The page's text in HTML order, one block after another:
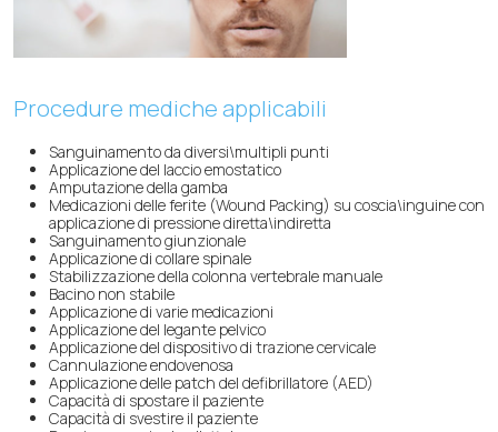
Procedure mediche applicabili
Sanguinamento da diversi\multipli punti
Applicazione del laccio emostatico
Amputazione della gamba
Medicazioni delle ferite (Wound Packing) su coscia\inguine con
applicazione di pressione diretta\indiretta
Sanguinamento giunzionale
Applicazione di collare spinale
Stabilizzazione della colonna vertebrale manuale
Bacino non stabile
Applicazione di varie medicazioni
Applicazione del legante pelvico
Applicazione del dispositivo di trazione cervicale
Cannulazione endovenosa
Applicazione delle patch del defibrillatore (AED)
Capacità di spostare il paziente
Capacità di svestire il paziente